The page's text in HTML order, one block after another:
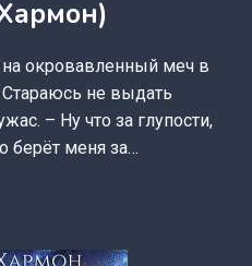
окровавленный меч в
не выдать
– Ну что за глупости,
берёт меня за…